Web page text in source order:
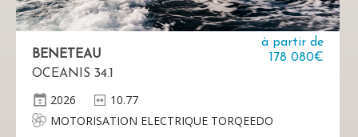
BENETEAU
OCEANIS 34.1
à partir de
178 080€
2026
10.77
MOTORISATION ELECTRIQUE TORQEEDO